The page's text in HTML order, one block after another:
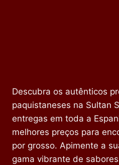
Descubra os autênticos
paquistaneses na Sultan
entregas em toda a
melhores preços para
por grosso. Apimente a
gama vibrante de sabores